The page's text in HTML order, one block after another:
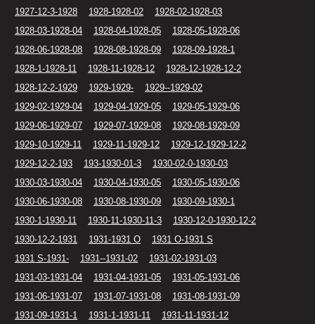
1927-12-3-1928 1928-1928-02
1928-02-1928-03
1928-03-1928-04
1928-04-1928-05
1928-05-1928-06
1928-06-1928-08
1928-08-1928-09
1928-09-1928-1
1928-1-1928-11
1928-11-1928-12
1928-12-1928-12-2
1928-12-2-1929
1929-1929-
1929--1929-02
1929-02-1929-04
1929-04-1929-05
1929-05-1929-06
1929-06-1929-07
1929-07-1929-08
1929-08-1929-09
1929-10-1929-11
1929-11-1929-12
1929-12-1929-12-2
1929-12-2-193
193-1930-01-3
1930-02-0-1930-03
1930-03-1930-04
1930-04-1930-05
1930-05-1930-06
1930-06-1930-08
1930-08-1930-09
1930-09-1930-1
1930-1-1930-11
1930-11-1930-11-3
1930-12-0-1930-12-2
1930-12-2-1931
1931-1931 O
1931 O-1931 S
1931 S-1931-
1931--1931-02
1931-02-1931-03
1931-03-1931-04
1931-04-1931-05
1931-05-1931-06
1931-06-1931-07
1931-07-1931-08
1931-08-1931-09
1931-09-1931-1
1931-1-1931-11
1931-11-1931-12